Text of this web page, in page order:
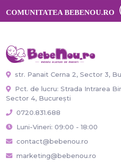
COMUNITATEA BEBENOU.RO
str. Panait Cerna 2, Sector 3,
Pct. de lucru: Strada Intrarea
Sector 4, București
0720.831.688
Luni-Vineri: 09:00 - 18:00
contact@bebenou.ro
marketing@bebenou.ro